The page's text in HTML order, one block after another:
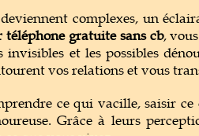
complexes, un
gratuite sans cb,
invisibles et les possibles
vos relations et vous
ce qui vacille, saisir
Grâce à leurs